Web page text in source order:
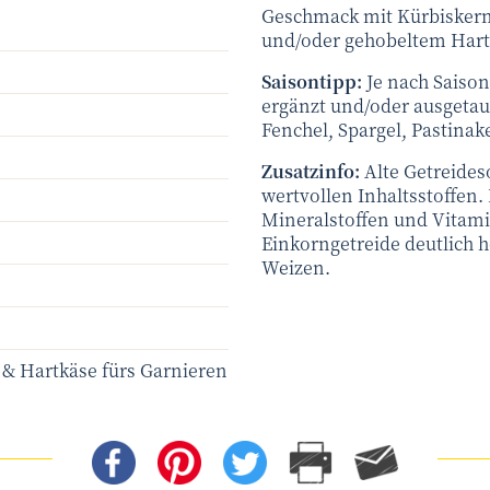
Hartkäse fürs Garnieren
Geschmack mit
und/oder gehobeltem
Saisontipp: Je nach
ergänzt und/oder
Fenchel, Spargel,
Zusatzinfo: Alte
wertvollen Inhaltsstoffen.
Mineralstoffen und
Einkorngetreide deutlich
Weizen.